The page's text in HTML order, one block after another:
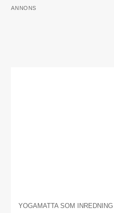
ANNONS
YOGAMATTA SOM INREDNING